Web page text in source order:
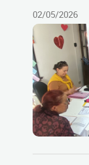
02/05/2026